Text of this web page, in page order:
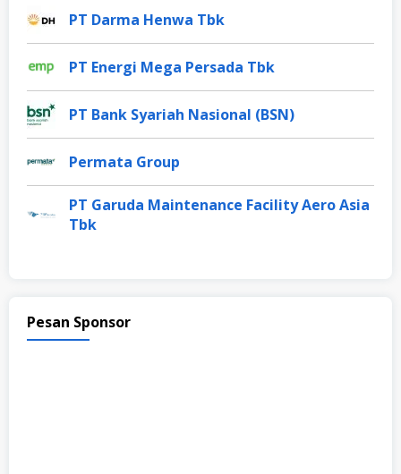
PT Darma Henwa Tbk
PT Energi Mega Persada Tbk
PT Bank Syariah Nasional (BSN)
Permata Group
PT Garuda Maintenance Facility Aero Asia
Tbk
Pesan Sponsor